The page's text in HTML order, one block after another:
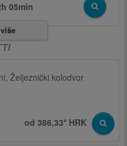
05min
Željeznički kolodvor
od 386,33* HRK